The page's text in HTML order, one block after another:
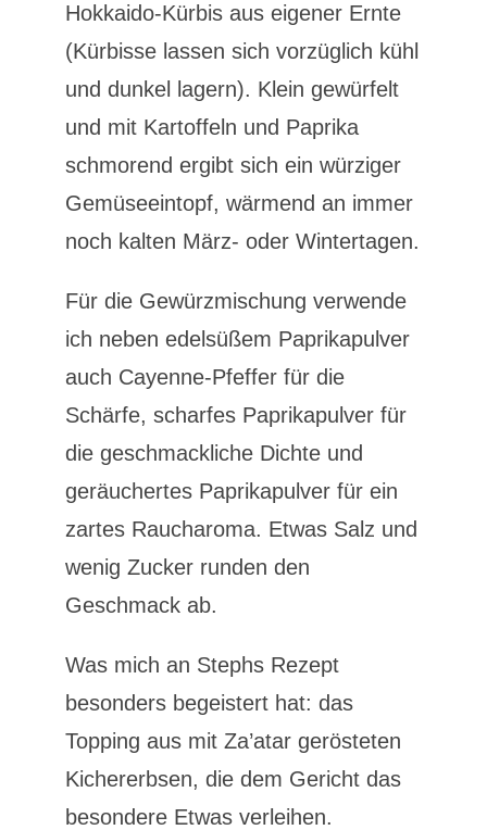
Hokkaido-Kürbis aus eigener Ernte
(Kürbisse lassen sich vorzüglich kühl
und dunkel lagern). Klein gewürfelt
und mit Kartoffeln und Paprika
schmorend ergibt sich ein würziger
Gemüseeintopf, wärmend an immer
noch kalten März- oder Wintertagen.
Für die Gewürzmischung verwende
ich neben edelsüßem Paprikapulver
auch Cayenne-Pfeffer für die
Schärfe, scharfes Paprikapulver für
die geschmackliche Dichte und
geräuchertes Paprikapulver für ein
zartes Raucharoma. Etwas Salz und
wenig Zucker runden den
Geschmack ab.
Was mich an Stephs Rezept
besonders begeistert hat: das
Topping aus mit Za’atar gerösteten
Kichererbsen, die dem Gericht das
besondere Etwas verleihen.